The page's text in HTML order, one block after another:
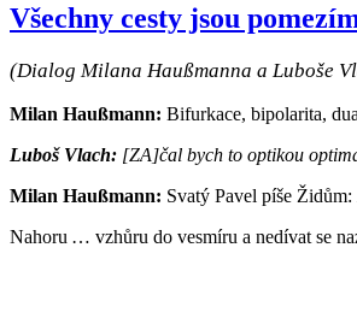
Všechny cesty jsou
(Dialog Milana Haußmanna a Luboše
Milan Haußmann: Bifurkace, bipolarita,
Luboš Vlach: [ZA]čal bych to optikou
Milan Haußmann: Svatý Pavel píše Židům:
Nahoru … vzhůru do vesmíru a nedívat se